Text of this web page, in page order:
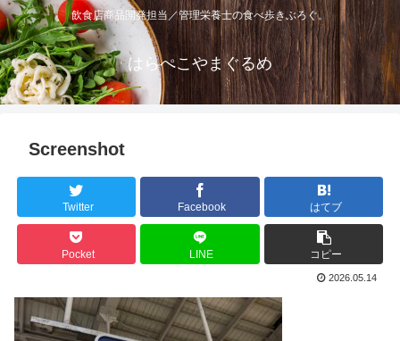
飲食店商品開発担当／管理栄養士の食べ歩きぶろぐ。
はらぺこやまぐるめ
Screenshot
Twitter Facebook はてブ
Pocket LINE コピー
2026.05.14